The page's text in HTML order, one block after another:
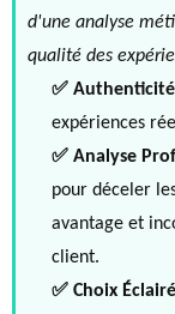
d'une analyse
qualité des
✅
expériences
✅ Analyse
pour déceler
avantage et
client.
✅ Choix